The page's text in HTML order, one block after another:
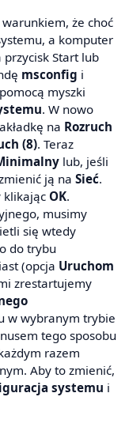
że choć
a komputer
przycisk Start lub
msconfig i
myszki
. W nowo
na Rozruch
(8). Teraz
lub, jeśli
ją na Sieć.
klikając OK.
musimy
się wtedy
do trybu
(opcja Uruchom
zrestartujemy
w wybranym trybie
tego sposobu
razem
Aby to zmienić,
systemu i